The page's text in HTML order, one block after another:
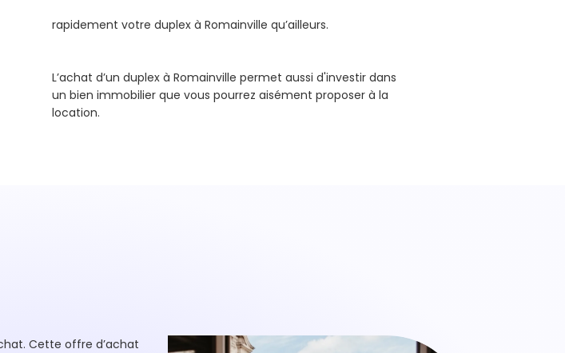
rapidement votre duplex à Romainville qu’ailleurs.
L’achat d’un duplex à Romainville permet aussi d'investir dans
un bien immobilier que vous pourrez aisément proposer à la
location.
Cette offre d’achat